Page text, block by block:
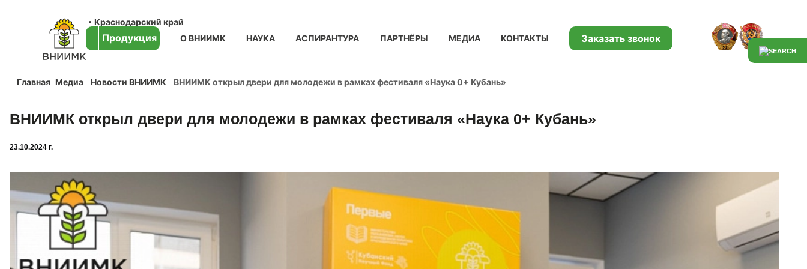
Краснодарский край
Продукция О ВНИИМК НАУКА АСПИРАНТУРА ПАРТНЁРЫ МЕДИА КОНТАКТЫ Заказать звонок
Главная Медиа Новости ВНИИМК ВНИИМК открыл двери для молодежи в рамках фестиваля «Наука 0+ Кубань»
ВНИИМК открыл двери для молодежи в рамках фестиваля «Наука 0+ Кубань»
23.10.2024 г.